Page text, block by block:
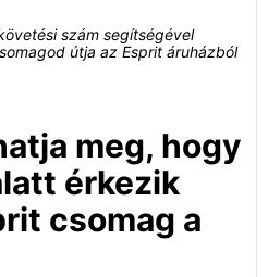
szám segítségével
útja az Esprit áruházból
meg, hogy
érkezik
csomag a